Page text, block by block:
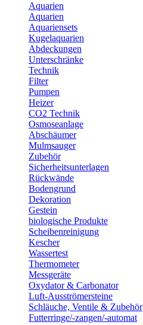
Aquarien
Aquarien
Aquariensets
Kugelaquarien
Abdeckungen
Unterschränke
Technik
Filter
Pumpen
Heizer
CO2 Technik
Osmoseanlage
Abschäumer
Mulmsauger
Zubehör
Sicherheitsunterlagen
Rückwände
Bodengrund
Dekoration
Gestein
biologische Produkte
Scheibenreinigung
Kescher
Wassertest
Thermometer
Messgeräte
Oxydator & Carbonator
Luft-Ausströmersteine
Schläuche, Ventile & Zubehör
Futterringe/-zangen/-automat